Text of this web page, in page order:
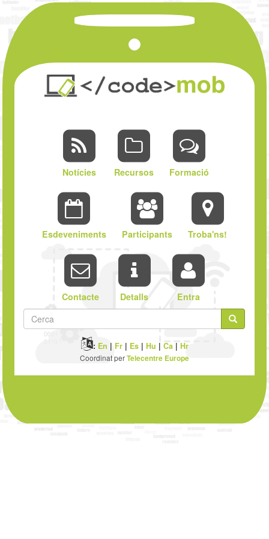
contingut
Notícies Recursos Formació
Esdeveniments Participants Troba'ns!
Contacte Detalls Entra
Formulari
: En | Fr| Es| Hu | Ca| Hr
Coordinat perTelecentre Europe